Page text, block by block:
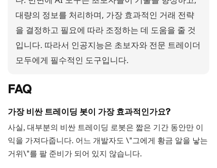
대량의 정보를 처리하며, 가장 효과적인 거래 전략
을 결정하고 필요에 따라 조정하는 데 도움을 줄 것
입니다. 따라서 인공지능은 초보자와 전문 트레이더
모두에게 필수적인 도구입니다.
FAQ
가장 비싼 트레이딩 봇이 가장 효과적인가요?
사실, 대부분의 비싼 트레이딩 로봇은 짧은 기간 동안만 이
익을 가져다줍니다. 어느 개발자도 \"그에게 황금 알을 낳는
거위\"를 팔 준비가 되어 있지 않습니다.